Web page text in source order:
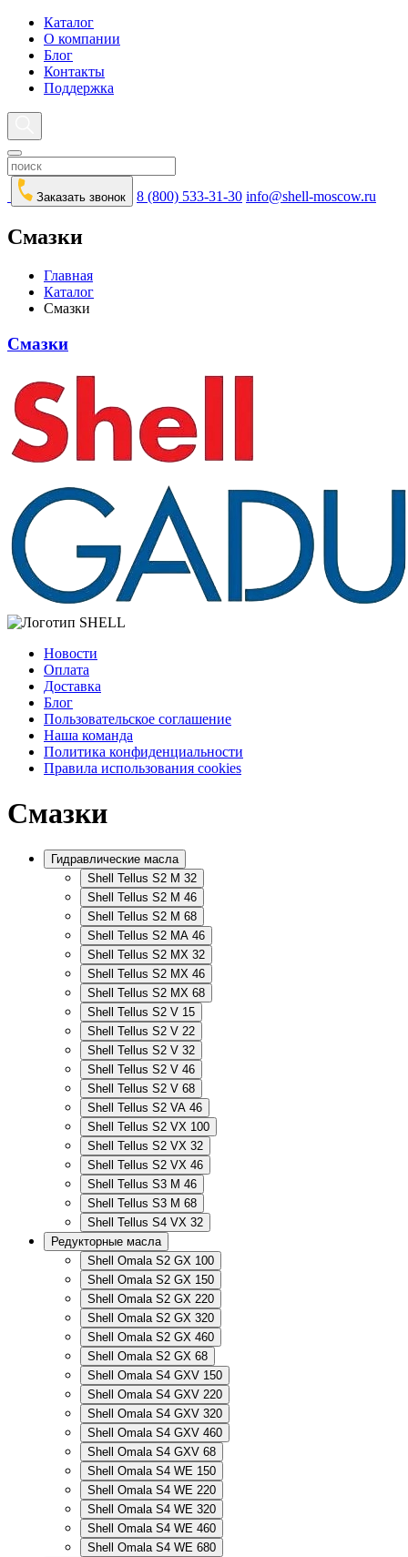
Каталог
О компании
Блог
Контакты
Поддержка
Заказать звонок 8 (800) 533-31-30 info@shell-moscow.ru
Смазки
Главная
Каталог
Смазки
Смазки
Новости
Оплата
Доставка
Блог
Пользовательское соглашение
Наша команда
Политика конфиденциальности
Правила использования cookies
Смазки
Гидравлические масла
Shell Tellus S2 M 32
Shell Tellus S2 M 46
Shell Tellus S2 M 68
Shell Tellus S2 MA 46
Shell Tellus S2 MX 32
Shell Tellus S2 MX 46
Shell Tellus S2 MX 68
Shell Tellus S2 V 15
Shell Tellus S2 V 22
Shell Tellus S2 V 32
Shell Tellus S2 V 46
Shell Tellus S2 V 68
Shell Tellus S2 VA 46
Shell Tellus S2 VX 100
Shell Tellus S2 VX 32
Shell Tellus S2 VX 46
Shell Tellus S3 M 46
Shell Tellus S3 M 68
Shell Tellus S4 VX 32
Редукторные масла
Shell Omala S2 GX 100
Shell Omala S2 GX 150
Shell Omala S2 GX 220
Shell Omala S2 GX 320
Shell Omala S2 GX 460
Shell Omala S2 GX 68
Shell Omala S4 GXV 150
Shell Omala S4 GXV 220
Shell Omala S4 GXV 320
Shell Omala S4 GXV 460
Shell Omala S4 GXV 68
Shell Omala S4 WE 150
Shell Omala S4 WE 220
Shell Omala S4 WE 320
Shell Omala S4 WE 460
Shell Omala S4 WE 680